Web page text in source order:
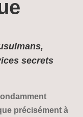
secrets
précisément à